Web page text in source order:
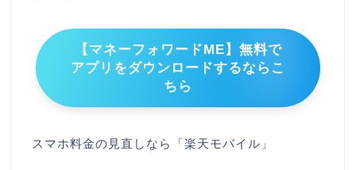
【マネーフォワードME】無料で
アプリをダウンロードするならこ
ちら
スマホ料金の見直しなら「楽天モバイル」